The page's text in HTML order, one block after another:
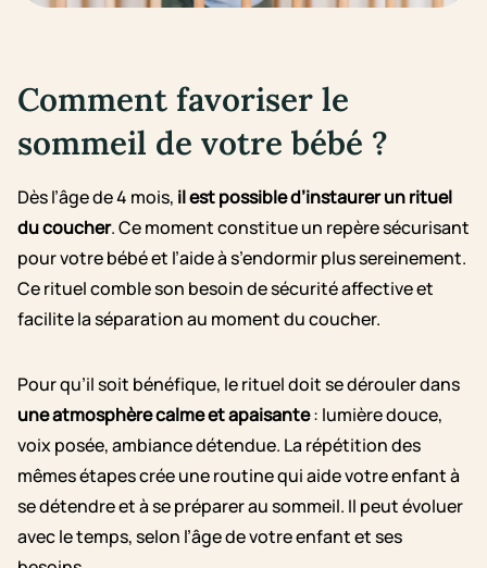
Comment favoriser le
sommeil de votre bébé ?
Dès l’âge de 4 mois, il est possible d’instaurer un rituel
du coucher. Ce moment constitue un repère sécurisant
pour votre bébé et l’aide à s’endormir plus sereinement.
Ce rituel comble son besoin de sécurité affective et
facilite la séparation au moment du coucher.
Pour qu’il soit bénéfique, le rituel doit se dérouler dans
une atmosphère calme et apaisante: lumière douce,
voix posée, ambiance détendue. La répétition des
mêmes étapes crée une routine qui aide votre enfant à
se détendre et à se préparer au sommeil. Il peut évoluer
avec le temps, selon l’âge de votre enfant et ses